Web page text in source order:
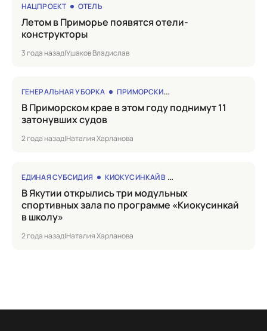
НАЦПРОЕКТ ОТЕЛЬ
Летом в Приморье появятся отели-
конструкторы
3 года назад|Ушаков Владислав
ГЕНЕРАЛЬНАЯ УБОРКА ПРИМОРСКИЙ КРАЙ
в Приморском крае в этом году поднимут 11
затонувших судов
2 года назад|Наталия Харланова
ЕДИНАЯ СУБСИДИЯ КИОКУСИНКАЙ В ШКОЛУ
в Якутии открылись три модульных
спортивных зала по программе «Киокусинкай
в школу»
2 года назад|Наталия Харланова